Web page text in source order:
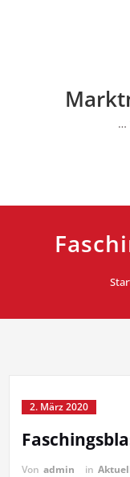
…
2. März 2020
Von admin in